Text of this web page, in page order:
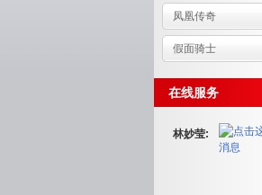
凤凰传奇
假面骑士
在线服务
林妙莹: